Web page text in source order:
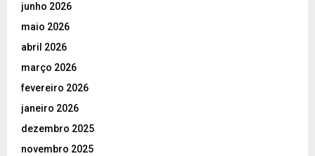
junho 2026
maio 2026
abril 2026
março 2026
fevereiro 2026
janeiro 2026
dezembro 2025
novembro 2025